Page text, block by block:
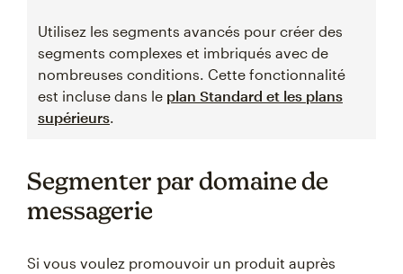
Utilisez les segments avancés pour créer des
segments complexes et imbriqués avec de
nombreuses conditions. Cette fonctionnalité
est incluse dans le plan Standard et les plans
supérieurs.
Segmenter par domaine de
messagerie
Si vous voulez promouvoir un produit auprès